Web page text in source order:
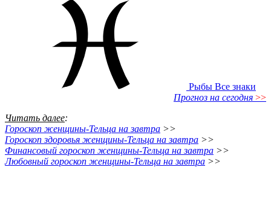
Рыбы Все знаки
Прогноз на сегодня >>
Читать далее:
Гороскоп женщины-Тельца на завтра >>
Гороскоп здоровья женщины-Тельца на завтра >>
Финансовый гороскоп женщины-Тельца на завтра >>
Любовный гороскоп женщины-Тельца на завтра >>